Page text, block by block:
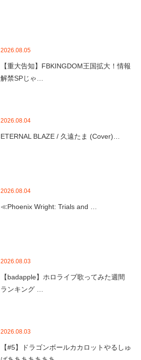
2026.08.05
【重大告知】FBKINGDOM王国拡大！情報
解禁SPじゃ…
2026.08.04
ETERNAL BLAZE / 久遠たま (Cover)…
2026.08.04
≪Phoenix Wright: Trials and …
2026.08.03
【badapple】ホロライブ歌ってみた週間
ランキング …
2026.08.03
【#5】ドラゴンボールカカロットやるしゅ